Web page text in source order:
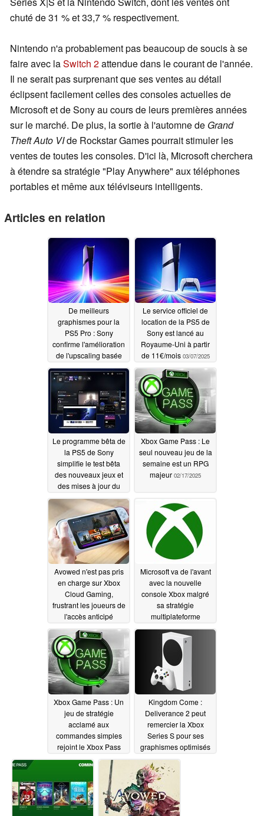
chuté de 31 % et 33,7 % respectivement.
Nintendo n'a probablement pas beaucoup de soucis à se
faire avec laSwitch 2attendue dans le courant de l'année.
Il ne serait pas surprenant que ses ventes au détail
éclipsent facilement celles des consoles actuelles de
Microsoft et de Sony au cours de leurs premières années
sur le marché. De plus, la sortie à l'automne de Grand
Theft Auto VIde Rockstar Games pourrait stimuler les
ventes de toutes les consoles. D'ici là, Microsoft cherchera
à étendre sa stratégie "Play Anywhere" aux téléphones
portables et même aux téléviseurs intelligents.
Articles en relation
De meilleurs
graphismes pour la
PS5 Pro : Sony
confirme l'amélioration
de l'upscaling basée
sur le FSR 403/11/2025
Le service officiel de
location de la PS5 de
Sony est lancé au
Royaume-Uni à partir
de 11€/mois 03/07/2025
Le programme bêta de
la PS5 de Sony
simplifie le test bêta
des nouveaux jeux et
des mises à jour du
micrologiciel03/05/2025
Xbox Game Pass : Le
seul nouveau jeu de la
semaine est un RPG
majeur 02/17/2025
Avowed n'est pas pris
en charge sur Xbox
Cloud Gaming,
frustrant les joueurs de
l'accès anticipé
02/15/2025
Microsoft va de l'avant
avec la nouvelle
console Xbox malgré
sa stratégie
multiplateforme
02/14/2025
Xbox Game Pass : Un
jeu de stratégie
acclamé aux
commandes simples
rejoint le Xbox Pass
cette semaine
02/11/2025
Kingdom Come :
Deliverance 2 peut
remercier la Xbox
Series S pour ses
graphismes optimisés
02/11/2025